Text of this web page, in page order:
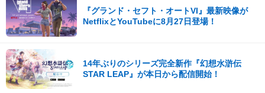
『グランド・セフト・オートVI』最新映像が
NetflixとYouTubeに8月27日登場！
14年ぶりのシリーズ完全新作『幻想水滸伝
STAR LEAP』が本日から配信開始！